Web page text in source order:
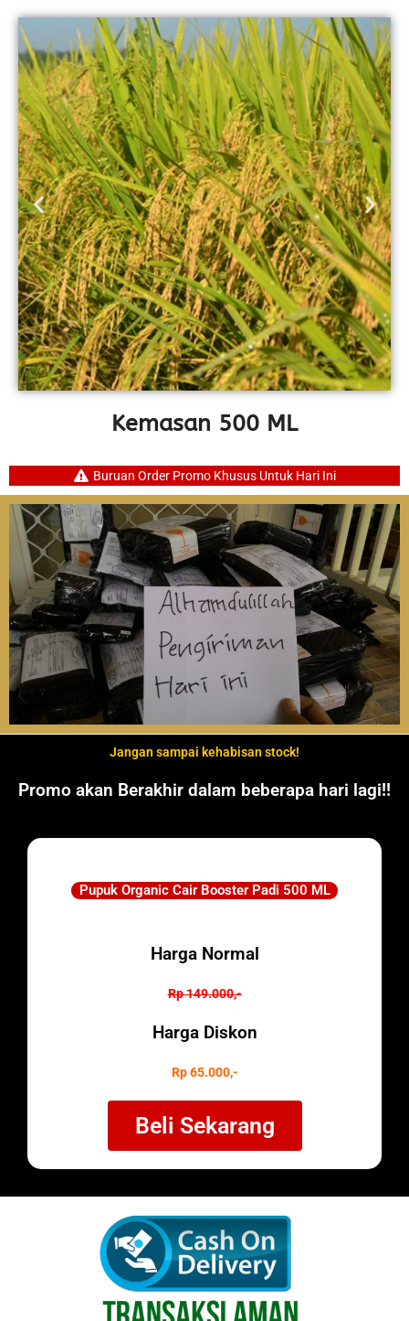
Kemasan 500 ML
Buruan Order Promo Khusus Untuk Hari Ini
Jangan sampai kehabisan stock!
Promo akan Berakhir dalam beberapa hari lagi!!
Pupuk Organic Cair Booster Padi 500 ML
Harga Normal
Rp 149.000,-
Harga Diskon
Rp 65.000,-
Beli Sekarang